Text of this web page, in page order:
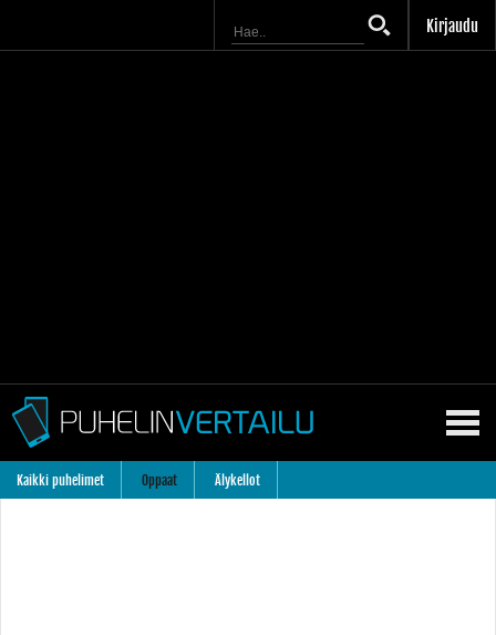
Kirjaudu
Kaikki puhelimet Oppaat Älykellot